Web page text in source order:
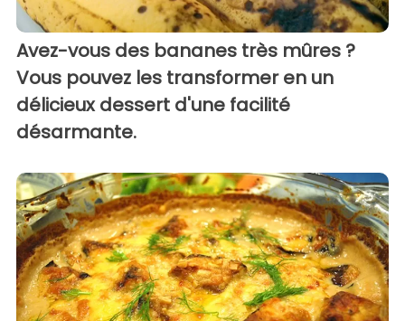
Avez-vous des bananes très mûres ?
Vous pouvez les transformer en un
délicieux dessert d'une facilité
désarmante.